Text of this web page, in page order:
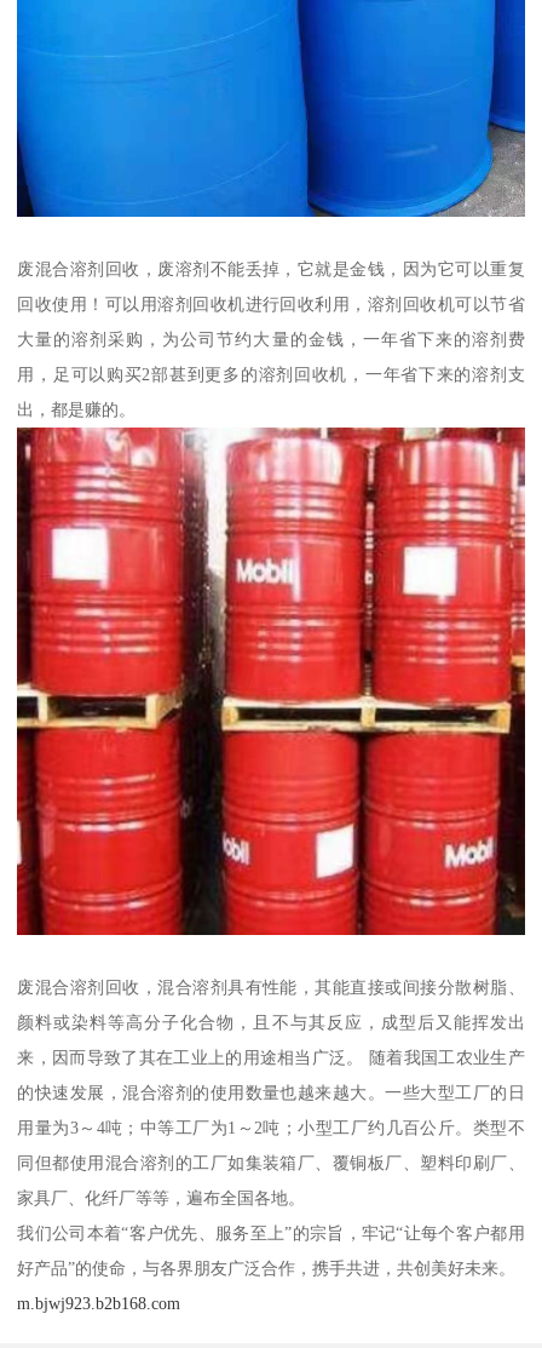
废混合溶剂回收，废溶剂不能丢掉，它就是金钱，因为它可以重复
回收使用！可以用溶剂回收机进行回收利用，溶剂回收机可以节省
大量的溶剂采购，为公司节约大量的金钱，一年省下来的溶剂费
用，足可以购买2部甚到更多的溶剂回收机，一年省下来的溶剂支
出，都是赚的。
废混合溶剂回收，混合溶剂具有性能，其能直接或间接分散树脂、
颜料或染料等高分子化合物，且不与其反应，成型后又能挥发出
来，因而导致了其在工业上的用途相当广泛。 随着我国工农业生产
的快速发展，混合溶剂的使用数量也越来越大。一些大型工厂的日
用量为3～4吨；中等工厂为1～2吨；小型工厂约几百公斤。类型不
同但都使用混合溶剂的工厂如集装箱厂、覆铜板厂、塑料印刷厂、
家具厂、化纤厂等等，遍布全国各地。
我们公司本着“客户优先、服务至上”的宗旨，牢记“让每个客户都用
好产品”的使命，与各界朋友广泛合作，携手共进，共创美好未来。
m.bjwj923.b2b168.com